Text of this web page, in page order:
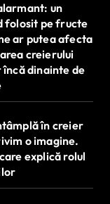
un
folosit pe fructe
ar putea afecta
creierului
dinainte de
în creier
o imagine.
explică rolul